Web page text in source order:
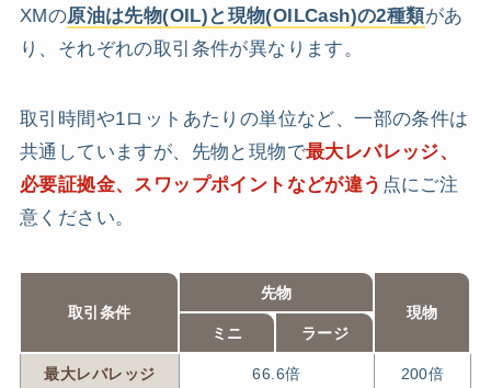
XMの原油は先物(OIL)と現物(OILCash)の2種類があ
り、それぞれの取引条件が異なります。
取引時間や1ロットあたりの単位など、一部の条件は
共通していますが、先物と現物で最大レバレッジ、
必要証拠金、スワップポイントなどが違う 点にご注
意ください。
取引条件
先物
現物
ミニ
ラージ
最大レバレッジ 66.6倍 200倍